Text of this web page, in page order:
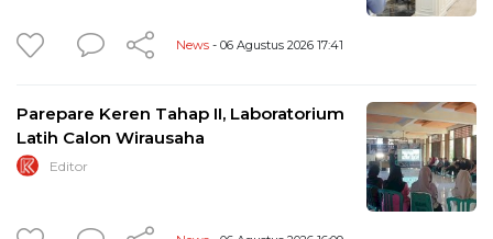
News - 06 Agustus 2026 17:41
Parepare Keren Tahap II, Laboratorium
Latih Calon Wirausaha
Editor